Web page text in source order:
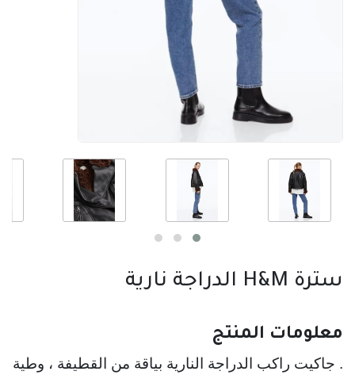
سترة H&M الدراجة نارية
معلومات المنتج
. جاكيت راكب الدراجة النارية بياقة من القطيفة ،